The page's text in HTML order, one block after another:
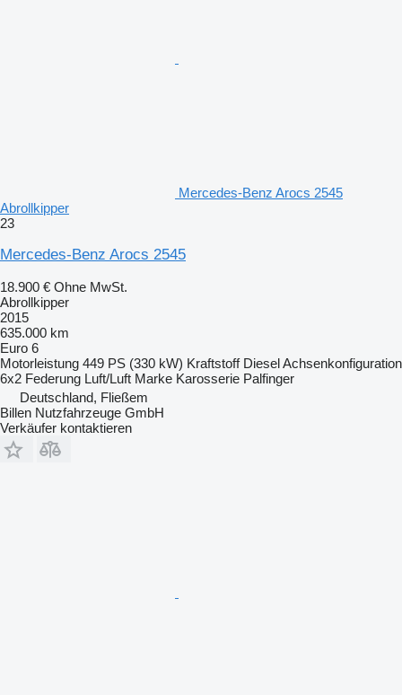
Mercedes-Benz Arocs 2545
Abrollkipper
23
Mercedes-Benz Arocs 2545
18.900 € Ohne MwSt.
Abrollkipper
2015
635.000 km
Euro 6
Motorleistung 449 PS (330 kW) Kraftstoff DieselAchsenkonfiguration
6x2 Federung Luft/Luft Marke Karosserie Palfinger
Deutschland, Fließem
Billen Nutzfahrzeuge GmbH
Verkäufer kontaktieren